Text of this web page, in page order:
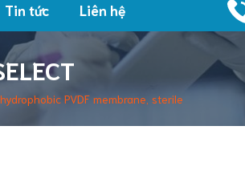
Tin tức Liên hệ
PVDF membrane, sterile